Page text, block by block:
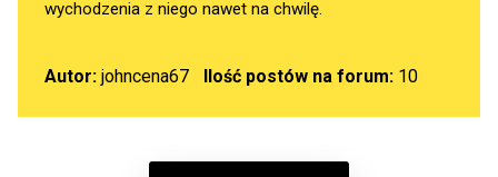
wychodzenia z niego nawet na chwilę.
Autor: johncena67 Ilość postów na forum:10